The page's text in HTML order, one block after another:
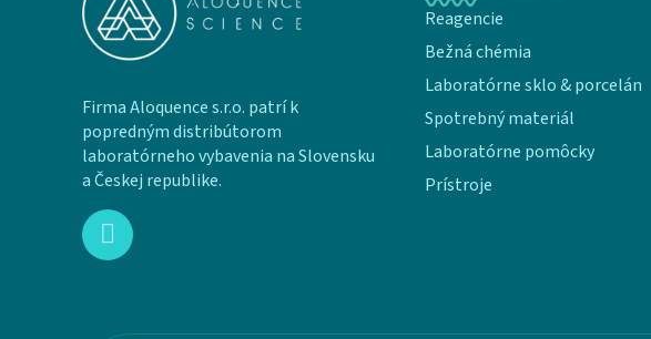
Firma Aloquence s.r.o. patrí k
popredným distribútorom
laboratórneho vybavenia na Slovensku
a Českej republike.
Reagencie
Bežná chémia
Laboratórne sklo & porcelán
Spotrebný materiál
Laboratórne pomôcky
Prístroje